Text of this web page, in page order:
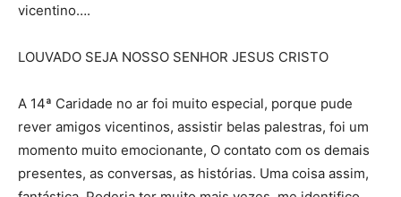
vicentino….
LOUVADO SEJA NOSSO SENHOR JESUS CRISTO
A 14ª Caridade no ar foi muito especial, porque pude
rever amigos vicentinos, assistir belas palestras, foi um
momento muito emocionante, O contato com os demais
presentes, as conversas, as histórias. Uma coisa assim,